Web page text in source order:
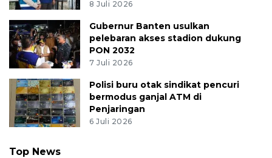
8 Juli 2026
Gubernur Banten usulkan
pelebaran akses stadion dukung
PON 2032
7 Juli 2026
Polisi buru otak sindikat pencuri
bermodus ganjal ATM di
Penjaringan
6 Juli 2026
Top News